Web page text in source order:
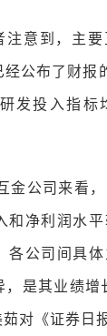
注意到，主
公布了财报
发投入指标
金公司来看
和净利润水
各公司间具
是其业绩增
对《证券日